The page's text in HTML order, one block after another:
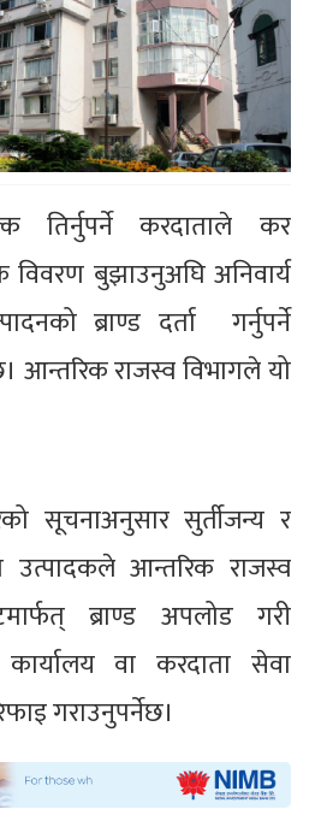
तिर्नुपर्ने करदाताले कर
विवरण बुझाउनुअघि अनिवार्य
ब्राण्ड दर्ता गर्नुपर्ने
आन्तरिक राजस्व विभागले यो
सूचनाअनुसार सुर्तीजन्य र
उत्पादकले आन्तरिक राजस्व
ब्राण्ड अपलोड गरी
वा करदाता सेवा
गराउनुपर्नेछ।